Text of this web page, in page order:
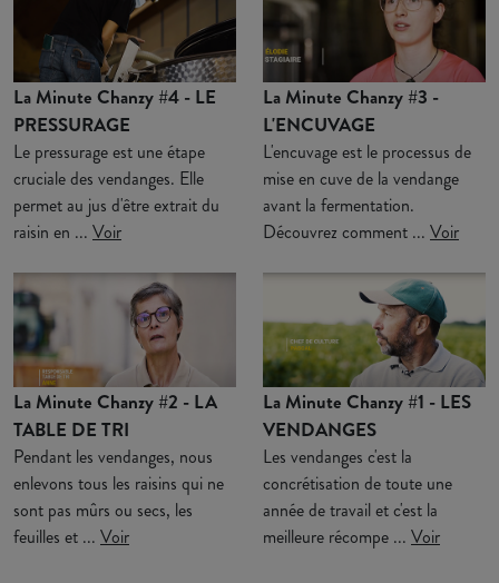
La Minute Chanzy #4 - LE
PRESSURAGE
Le pressurage est une étape
cruciale des vendanges. Elle
permet au jus d'être extrait du
raisin en ... Voir
La Minute Chanzy #3 -
L'ENCUVAGE
L'encuvage est le processus de
mise en cuve de la vendange
avant la fermentation.
Découvrez comment ... Voir
La Minute Chanzy #2 - LA
TABLE DE TRI
Pendant les vendanges, nous
enlevons tous les raisins qui ne
sont pas mûrs ou secs, les
feuilles et ... Voir
La Minute Chanzy #1 - LES
VENDANGES
Les vendanges c'est la
concrétisation de toute une
année de travail et c'est la
meilleure récompe ... Voir